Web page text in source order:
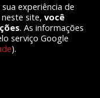
DE 400 EM
(1)
experiência de
site, você
. As informações
serviço Google
).